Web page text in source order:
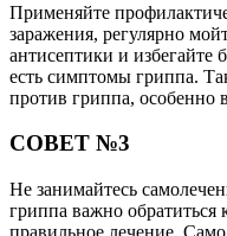
Применяйте
заражения, регулярно
антисептики и избегайте
есть симптомы гриппа.
против гриппа, особенно
СОВЕТ №3
Не занимайтесь
гриппа важно обратиться
правильное лечение.